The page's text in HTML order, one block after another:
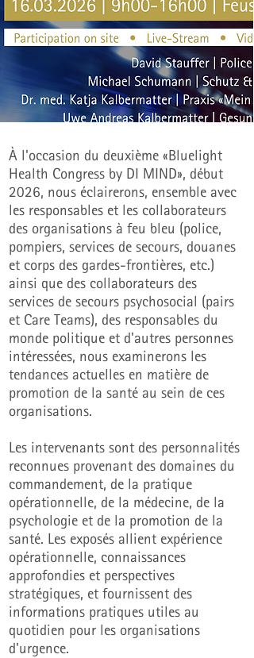
À l'occasion du deuxième «Bluelight
Health Congress by DI MIND», début
2026, nous éclairerons, ensemble avec
les responsables et les collaborateurs
des organisations à feu bleu (police,
pompiers, services de secours, douanes
et corps des gardes-frontières, etc.)
ainsi que des collaborateurs des
services de secours psychosocial (pairs
et Care Teams), des responsables du
monde politique et d'autres personnes
intéressées, nous examinerons les
tendances actuelles en matière de
promotion de la santé au sein de ces
organisations.
Les intervenants sont des personnalités
reconnues provenant des domaines du
commandement, de la pratique
opérationnelle, de la médecine, de la
psychologie et de la promotion de la
santé. Les exposés allient expérience
opérationnelle, connaissances
approfondies et perspectives
stratégiques, et fournissent des
informations pratiques utiles au
quotidien pour les organisations
d'urgence.